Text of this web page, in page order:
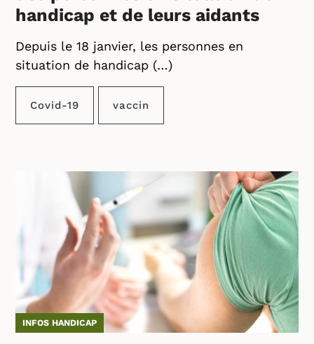
handicap et de leurs aidants
Depuis le 18 janvier, les personnes en
situation de handicap (…)
Covid-19 vaccin
INFOS HANDICAP